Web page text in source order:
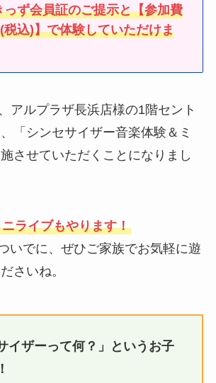
っず会員証のご提示と【参加費
税込)】で体験していただけま
アルプラザ長浜店様の1階セント
「シンセサイザー音楽体験＆ミ
させていただくことになりまし
ライブもやります！
いでに、ぜひご家族でお気軽に遊
さいね。
イザーって何？」というお子